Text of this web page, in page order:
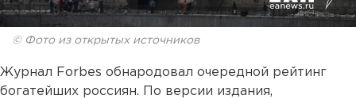
© Фото из открытых источников
Журнал Forbes обнародовал очередной рейтинг
богатейших россиян. По версии издания,